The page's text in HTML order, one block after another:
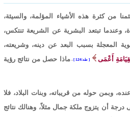
من كثرة هذه الأشياء المؤلمة، والسيئة،
وعندما تبتعد البشرية عن الشريعة تنتكس،
المعجلة بسبب البعد عن دينه، وشريعته،
أَعْمَى طه:124 ،ماذا حصل من نتائج رؤية
وبمن حوله من قريباته، وبنات البلاد، فلا
أن يتزوج ملكة جمال مثلاً، وهنالك نتائج